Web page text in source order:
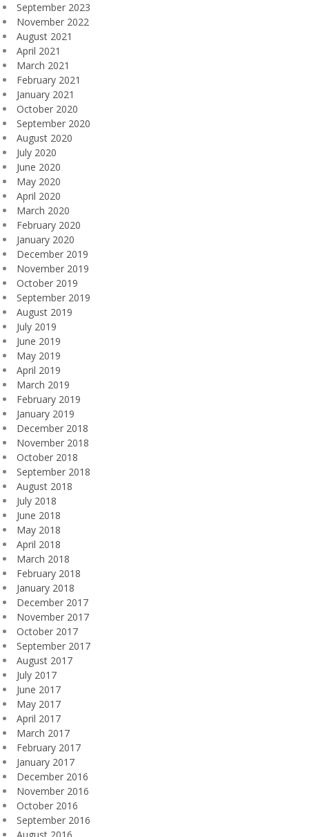
September 2023
November 2022
August 2021
April 2021
March 2021
February 2021
January 2021
October 2020
September 2020
August 2020
July 2020
June 2020
May 2020
April 2020
March 2020
February 2020
January 2020
December 2019
November 2019
October 2019
September 2019
August 2019
July 2019
June 2019
May 2019
April 2019
March 2019
February 2019
January 2019
December 2018
November 2018
October 2018
September 2018
August 2018
July 2018
June 2018
May 2018
April 2018
March 2018
February 2018
January 2018
December 2017
November 2017
October 2017
September 2017
August 2017
July 2017
June 2017
May 2017
April 2017
March 2017
February 2017
January 2017
December 2016
November 2016
October 2016
September 2016